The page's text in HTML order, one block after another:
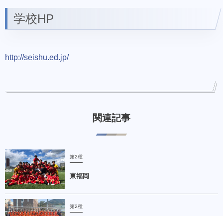
学校HP
http://seishu.ed.jp/
関連記事
第2種
東福岡
第2種